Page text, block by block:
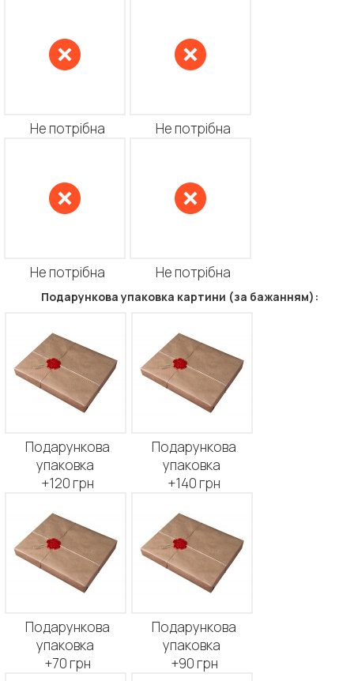
Не потрібна Не потрібна
Не потрібна Не потрібна
Подарункова упаковка картини (за бажанням):
Подарункова
упаковка
+120 грн
Подарункова
упаковка
+140 грн
Подарункова
упаковка
+70 грн
Подарункова
упаковка
+90 грн